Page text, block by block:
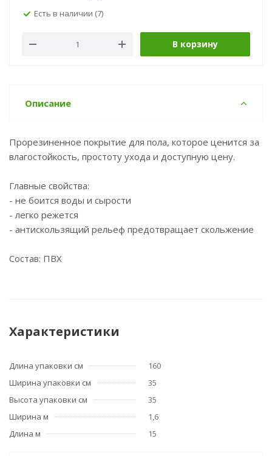
Есть в наличии (7)
В корзину
Описание
Прорезиненное покрытие для пола, которое ценится за
влагостойкость, простоту ухода и доступную цену.
Главные свойства:
- не боится воды и сырости
- легко режется
- антискользящий рельеф предотвращает скольжение
Состав: ПВХ
Характеристики
Длина упаковки см
160
Ширина упаковки см
35
Высота упаковки см
35
Ширина м
1,6
Длина м
15